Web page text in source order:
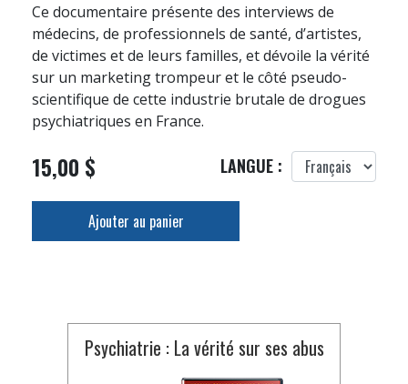
Ce documentaire présente des interviews de
médecins, de professionnels de santé, d’artistes,
de victimes et de leurs familles, et dévoile la vérité
sur un marketing trompeur et le côté pseudo-
scientifique de cette industrie brutale de drogues
psychiatriques en France.
15,00 $ LANGUE :
Ajouter au panier
Psychiatrie : La vérité sur ses abus